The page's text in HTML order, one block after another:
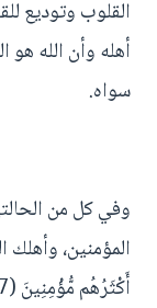
القلوب وتوديع
أهله وأن الله
سواه.
وفي كل من
المؤمنين، وأهلك
أَكْثَرُهُم مُّؤْمِنِينَ (67) وَإِنَّ رَبَّكَ لَهُوَ الْعَزِيزُ الرَّحِيمُ}.